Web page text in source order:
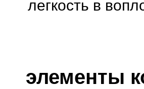
легкость в
элементы